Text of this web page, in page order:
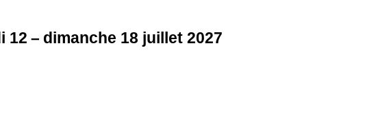
12 – dimanche 18 juillet 2027